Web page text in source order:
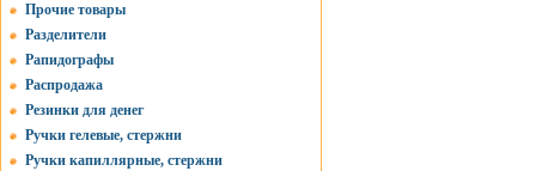
Прочие товары
Разделители
Рапидографы
Распродажа
Резинки для денег
Ручки гелевые, стержни
Ручки капиллярные, стержни